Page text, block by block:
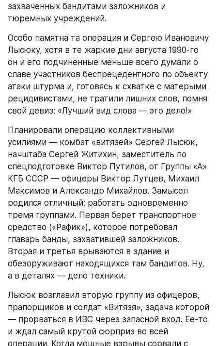
захваченных бандитами заложников и
тюремных учреждений.
Особо памятна та операция и Сергею Ивановичу
Лысюку, хотя в те жаркие дни августа 1990-го
он и его подчиненные меньше всего думали о
славе участников беспрецедентного по объекту
атаки штурма и, готовясь к схватке с матерыми
рецидивистами, не тратили лишних слов, помня
свой девиз: «Лучший вид слова — это дело!»
Планировали операцию коллективными
усилиями — комбат «витязей» Сергей Лысюк,
начштаба Сергей Житихин, заместитель по
спецподготовке Виктор Путилов, от Группы «А»
КГБ СССР — офицеры Виктор Лутцев, Михаил
Максимов и Александр Михайлов. Замысел
родился отличный: работать одновременно
тремя группами. Первая берет транспортное
средство («Рафик»), которое потребовал
главарь банды, захватившей заложников.
Вторая и третья врываются в здание и
обезоруживают находящихся там бандитов. Ну,
а в деталях — дело техники.
Лысюк возглавил вторую группу из офицеров,
прапорщиков и солдат «Витязя», задача которой
— прорваться в ИВС через запасной вход. Ее-то
и ждал самый крутой сюрприз во всей
операции. Когда мощные взрывы сорвали с